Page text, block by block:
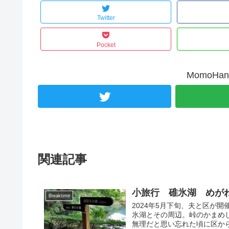
Twitter
Pocket
関連記事
Breaktime 小旅行 碓氷湖 めが
2024年5月下旬、夫と区が開
氷湖とその周辺。峠のかまめ
無理だと思い忘れた頃に区か